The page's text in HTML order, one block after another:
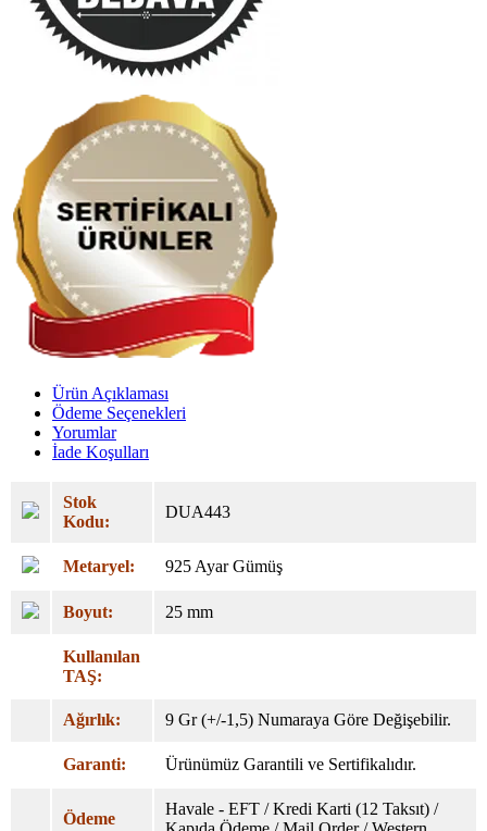
Ürün Açıklaması
Ödeme Seçenekleri
Yorumlar
İade Koşulları
Stok
Kodu:
DUA443
Metaryel: 925 Ayar Gümüş
Boyut: 25 mm
Kullanılan
TAŞ:
Ağırlık: 9 Gr (+/-1,5) Numaraya Göre Değişebilir.
Garanti: Ürünümüz Garantili ve Sertifikalıdır.
Ödeme
Havale - EFT / Kredi Karti (12 Taksıt) /